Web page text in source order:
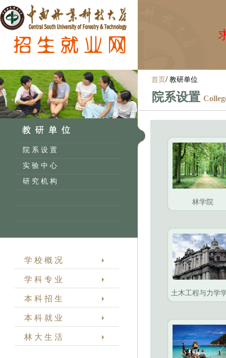
院 系 设 置
实 验 中 心
研 究 机 构
学 校 概 况
学 科 专 业
本 科 招 生
本 科 就 业
林 大 生 活
首页 / 教研单位
院系设置
林学院
土木工程与力学